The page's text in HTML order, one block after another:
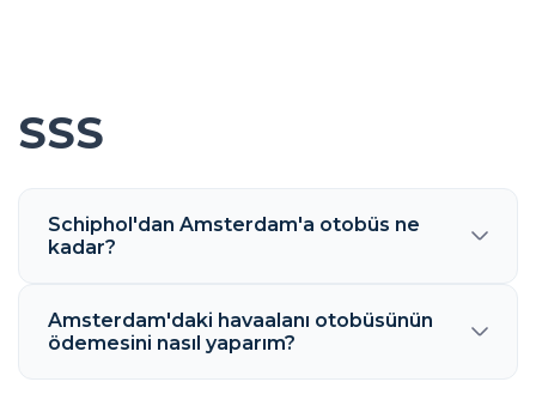
SSS
Schiphol'dan Amsterdam'a otobüs ne
kadar?
Amsterdam'daki havaalanı otobüsünün
ödemesini nasıl yaparım?